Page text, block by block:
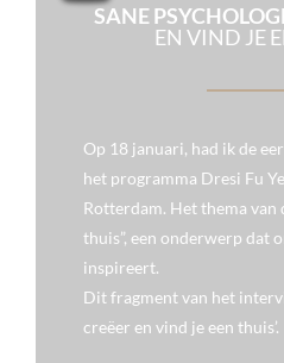
SANE
EN VIND JE
Op 18 januari, had ik de
het programma Dresi Fu
Rotterdam. Het thema van
thuis”, een onderwerp dat
inspireert.
Dit fragment van het
creëer en vind je een thuis’.